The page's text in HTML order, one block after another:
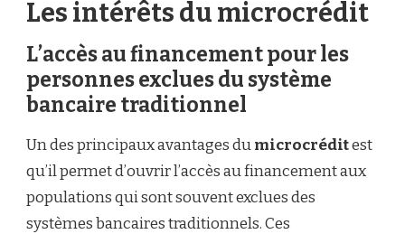
Les intérêts du microcrédit
L’accès au financement pour les
personnes exclues du système
bancaire traditionnel
Un des principaux avantages dumicrocréditest
qu’il permet d’ouvrir l’accès au financement aux
populations qui sont souvent exclues des
systèmes bancaires traditionnels. Ces